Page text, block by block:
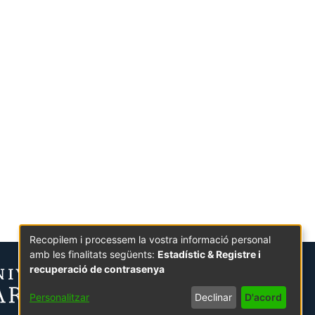
Recopilem i processem la vostra informació personal
amb les finalitats següents: Estadístic & Registre i
recuperació de contrasenya
Personalitzar Declinar D'acord